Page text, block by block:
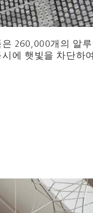
260,000개의 알
에 햇빛을 차단하